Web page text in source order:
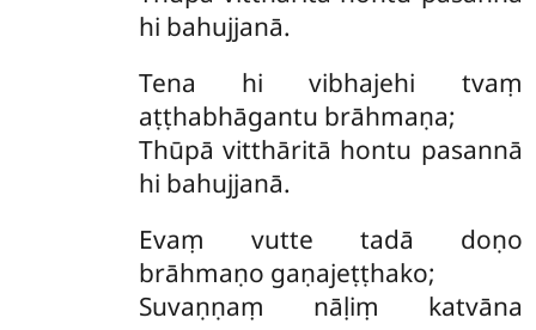
hi bahujjanā.
Tena hi vibhajehi tvaṃ
aṭṭhabhāgantu brāhmaṇa;
Thūpā vitthāritā hontu pasannā
hi bahujjanā.
Evaṃ vutte tadā doṇo
brāhmaṇo gaṇajeṭṭhako;
Suvaṇṇaṃ nāḷiṃ katvāna